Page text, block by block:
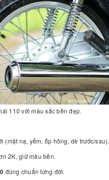
110 với màu sắc bền đẹp.
(mặt nạ, yếm, ốp hông, dè trước/sau).
2K, giữ màu bền.
đúng chuẩn từng đời.